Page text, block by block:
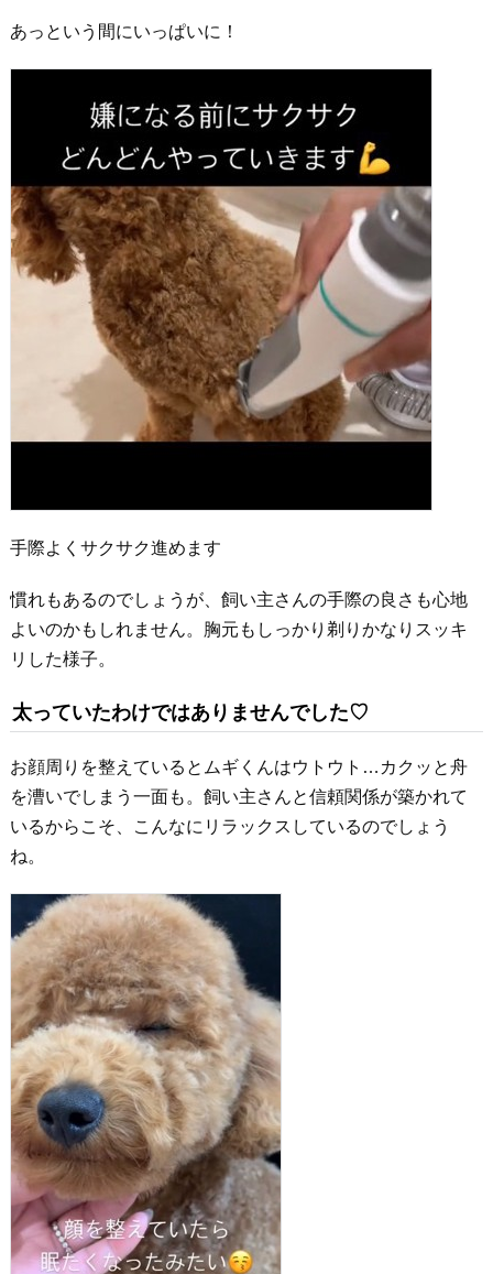
あっという間にいっぱいに！
手際よくサクサク進めます
慣れもあるのでしょうが、飼い主さんの手際の良さも心地
よいのかもしれません。胸元もしっかり剃りかなりスッキ
リした様子。
太っていたわけではありませんでした♡
お顔周りを整えているとムギくんはウトウト…カクッと舟
を漕いでしまう一面も。飼い主さんと信頼関係が築かれて
いるからこそ、こんなにリラックスしているのでしょう
ね。